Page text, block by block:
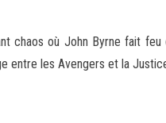
chaos où John Byrne fait
entre les Avengers et la